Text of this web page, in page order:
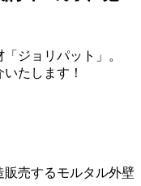
ジョリパット」。
たします！
販売するモルタル外壁